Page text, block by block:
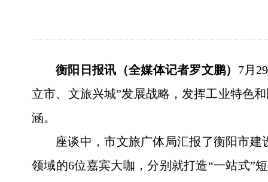
衡阳日报讯（全媒体记者罗文鹏） 7月
立市、文旅兴城”发展战略，发挥工业特色
涵。
座谈中，市文旅广体局汇报了衡阳市
领域的6位嘉宾大咖，分别就打造“一站式”